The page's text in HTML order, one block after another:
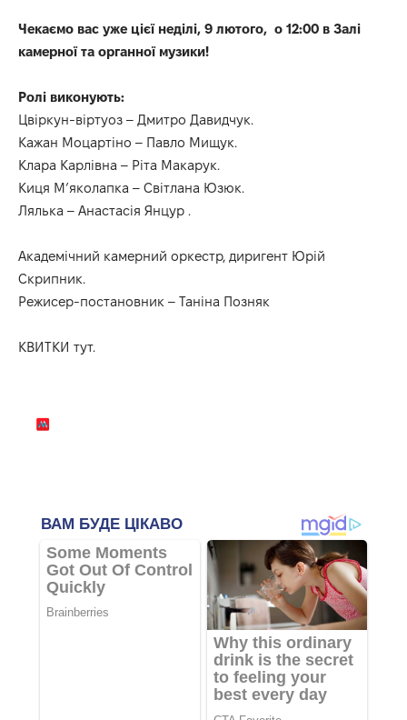
Чекаємо вас уже цієї неділі, 9 лютого, о 12:00 в Залі
камерної та органної музики!
Ролі виконують:
Цвіркун-віртуоз – Дмитро Давидчук.
Кажан Моцартіно – Павло Мищук.
Клара Карлівна – Ріта Макарук.
Киця Мʼяколапка – Світлана Юзюк.
Лялька – Анастасія Янцур .
Академічний камерний оркестр, диригент Юрій
Скрипник.
Режисер-постановник – Таніна Позняк
КВИТКИ тут.